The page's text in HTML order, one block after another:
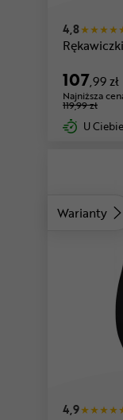
4,8
107,99 zł
Najniższa
119,99 zł
U Ciebie
Warianty
4,9